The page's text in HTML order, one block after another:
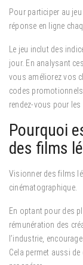
Pour participer au
réponse en ligne
Le jeu inclut des
jour. En analysant
vous améliorez vos
codes
rendez-vous pour les
Pourquoi
des films
Visionner des films
cinématographique.
En optant pour des
rémunération des
l’industrie,
Cela permet aussi